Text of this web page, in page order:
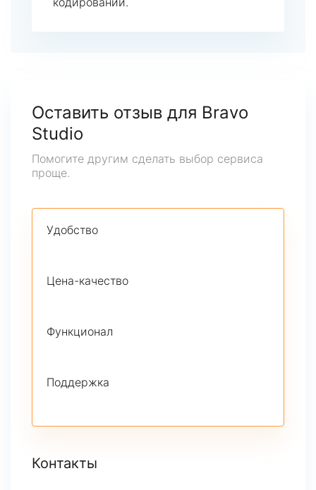
Оставить отзыв для Bravo
Studio
Помогите другим сделать выбор сервиса
проще.
Удобство
Цена-качество
Функционал
Поддержка
Контакты